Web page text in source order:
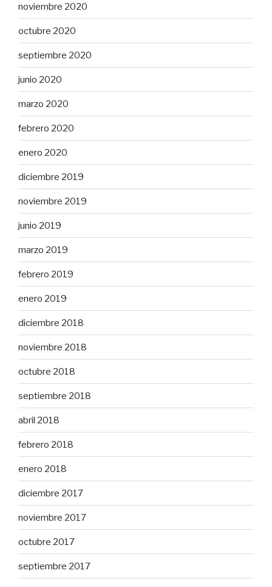
noviembre 2020
octubre 2020
septiembre 2020
junio 2020
marzo 2020
febrero 2020
enero 2020
diciembre 2019
noviembre 2019
junio 2019
marzo 2019
febrero 2019
enero 2019
diciembre 2018
noviembre 2018
octubre 2018
septiembre 2018
abril 2018
febrero 2018
enero 2018
diciembre 2017
noviembre 2017
octubre 2017
septiembre 2017